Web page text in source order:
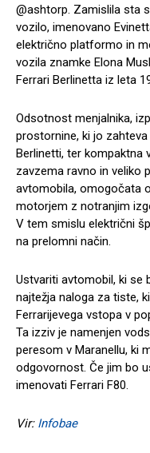
@ashtorp. Zamislila sta
vozilo, imenovano
električno platformo in
vozila znamke Elona
Ferrari Berlinetta iz leta
Odsotnost menjalnika,
prostornine, ki jo
Berlinetti, ter kompaktna
zavzema ravno in veliko
avtomobila, omogočata
motorjem z notranjim
V tem smislu električni
na prelomni način.
Ustvariti avtomobil, ki se
najtežja naloga za tiste,
Ferrarijevega vstopa v
Ta izziv je namenjen
peresom v Maranellu, ki
odgovornost. Če jim bo
imenovati Ferrari F80.
Vir: Infobae